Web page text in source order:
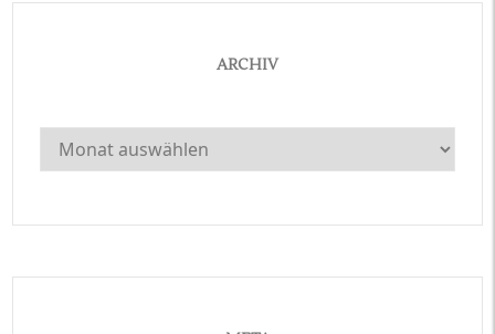
ARCHIV
Archiv